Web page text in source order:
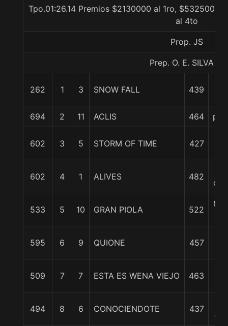
Tpo.01:26.14 Premios $2130000 al 1ro, $532500
al 4to
Prop. JS
Prep. O. E. SILVA G.
262 1 3 SNOW FALL 439
694 2 11 ACLIS 464
602 3 5 STORM OF TIME 427
602 4 1 ALIVES 482
533 5 10 GRAN PIOLA 522
8
595 6 9 QUIONE 457
509 7 7 ESTA ES WENA VIEJO 463
494 8 6 CONOCIENDOTE 437